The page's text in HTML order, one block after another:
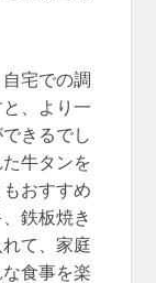
宅での調
、より一
きるでし
牛タンを
おすすめ
鉄板焼き
て、家庭
食事を楽